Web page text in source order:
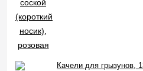
Качели для грызунов,